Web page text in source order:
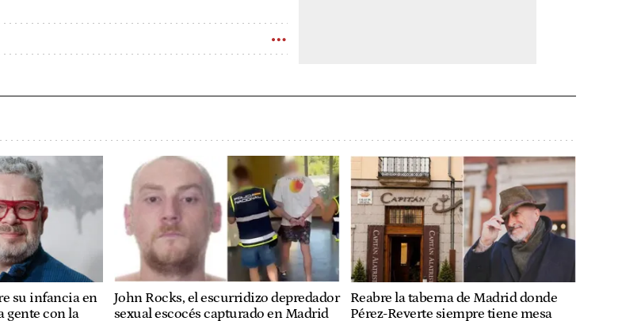
su infancia en
gente con la
John Rocks, el escurridizo depredador
sexual escocés capturado en Madrid
Reabre la taberna de Madrid donde
Pérez-Reverte siempre tiene mesa